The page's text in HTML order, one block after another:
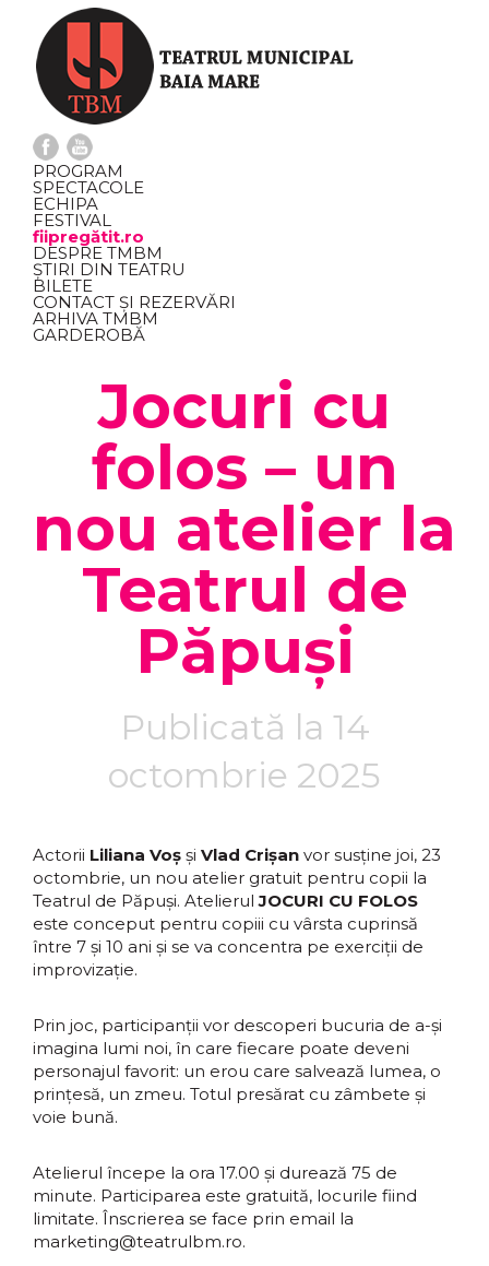
PROGRAM
SPECTACOLE
ECHIPA
FESTIVAL
fiipregătit.ro
DESPRE TMBM
ȘTIRI DIN TEATRU
BILETE
CONTACT ȘI REZERVĂRI
ARHIVA TMBM
GARDEROBĂ
Jocuri cu
folos – un
nou atelier la
Teatrul de
Păpuși
Publicată la 14
octombrie 2025
Actorii Liliana Voș și Vlad Crișan vor susține joi, 23
octombrie, un nou atelier gratuit pentru copii la
Teatrul de Păpuși. AtelierulJOCURI CU FOLOS
este conceput pentru copiii cu vârsta cuprinsă
între 7 și 10 ani și se va concentra pe exerciții de
improvizație.
Prin joc, participanții vor descoperi bucuria de a-și
imagina lumi noi, în care fiecare poate deveni
personajul favorit: un erou care salvează lumea, o
prințesă, un zmeu. Totul presărat cu zâmbete și
voie bună.
Atelierul începe la ora 17.00 și durează 75 de
minute. Participarea este gratuită, locurile fiind
limitate. Înscrierea se face prin email la
marketing@teatrulbm.ro.